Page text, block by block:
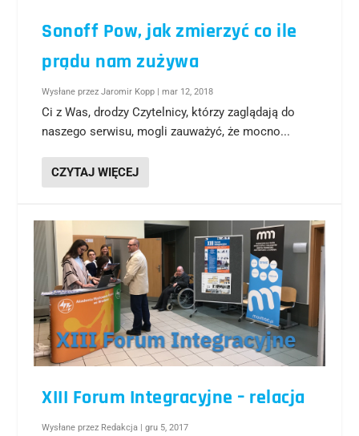
Sonoff Pow, jak zmierzyć co ile
prądu nam zużywa
Wysłane przezJaromir Kopp |mar 12, 2018
Ci z Was, drodzy Czytelnicy, którzy zaglądają do
naszego serwisu, mogli zauważyć, że mocno...
CZYTAJ WIĘCEJ
XIII Forum Integracyjne – relacja
Wysłane przez Redakcja |gru 5, 2017